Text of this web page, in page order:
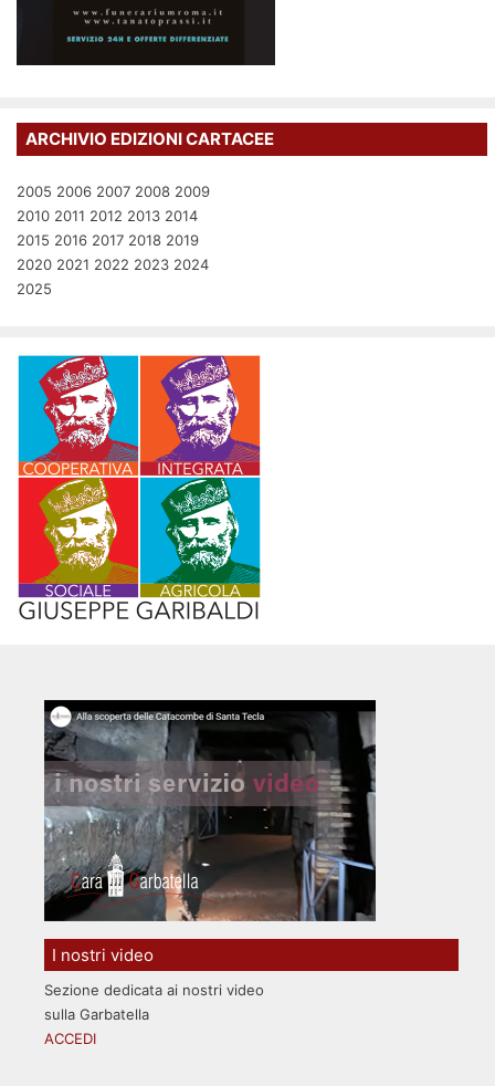
ARCHIVIO EDIZIONI CARTACEE
2005 2006 2007 2008 2009
2010 2011 2012 2013 2014
2015 2016 2017 2018 2019
2020 2021 2022 2023 2024
2025
I nostri video
Sezione dedicata ai nostri video
sulla Garbatella
ACCEDI